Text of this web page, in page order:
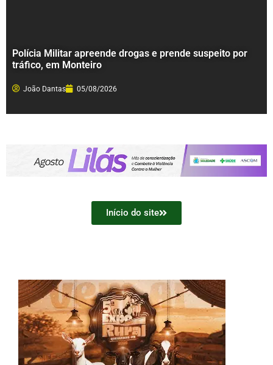
Polícia Militar apreende drogas e prende suspeito por
tráfico, em Monteiro
João Dantas 05/08/2026
Início do site